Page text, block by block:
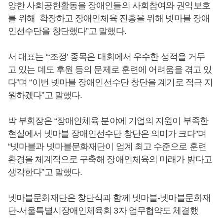
양한 사회공헌활동을 장애인들의 사회참여와 권익보호
를 위해 확장하고 장애인체육 진흥을 위해 넷마블 장애
인선수단을 창단했다”고 말했다.
서 대표는 “‘조정’ 종목은 대회에서 우수한 성적을 거두
고 있는 데도 후원 등의 문제로 훈련에 어려움을 겪고 있
다”며 “이번 넷마블 장애인선수단 창단을 계기로 적극 지
원하겠다”고 말했다.
박 부회장은 “장애인체육 분야에 기업의 지원이 부족한
현실에서 넷마블 장애인선수단 창단은 의미가 크다”며
“넷마블과 넷마블문화재단이 업계 최고 수준으로 훈련
환경을 체계적으로 구축해 장애인체육의 미래가 밝다고
생각한다”고 말했다.
넷마블문화재단은 창단식과 함께 넷마블-넷마블문화재
단-서울특별시장애인체육회 3자 업무협약도 체결했